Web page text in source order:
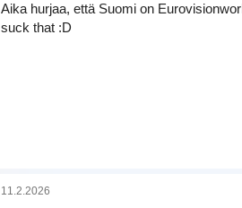
Aika hurjaa, että Suomi on
suck that :D
11.2.2026